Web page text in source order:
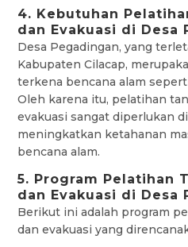
4. Kebutuhan
dan Evakuasi di Desa
Desa Pegadingan, yang
Kabupaten Cilacap,
terkena bencana alam
Oleh karena itu, pelatihan
evakuasi sangat diperlukan
meningkatkan ketahanan
bencana alam.
5. Program Pelatihan
dan Evakuasi di Desa
Berikut ini adalah program
dan evakuasi yang